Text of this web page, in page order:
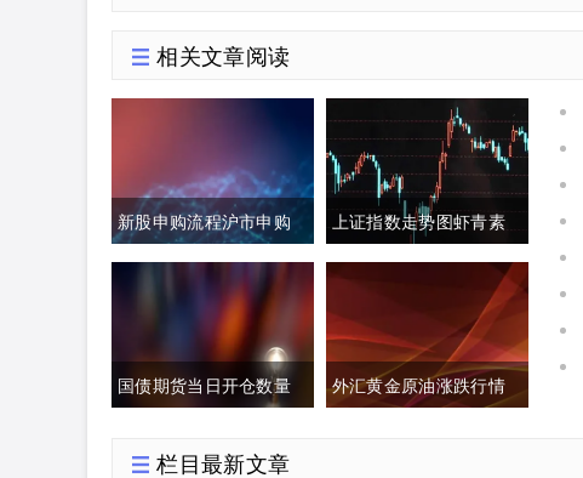
相关文章阅读
新股申购流程沪市申购
额度(新股申购流程沪市
申购额度怎么算)
上证指数走势图虾青素
的作用(上证指数黄白线
分析)
国债期货当日开仓数量
外汇黄金原油涨跌行情
栏目最新文章